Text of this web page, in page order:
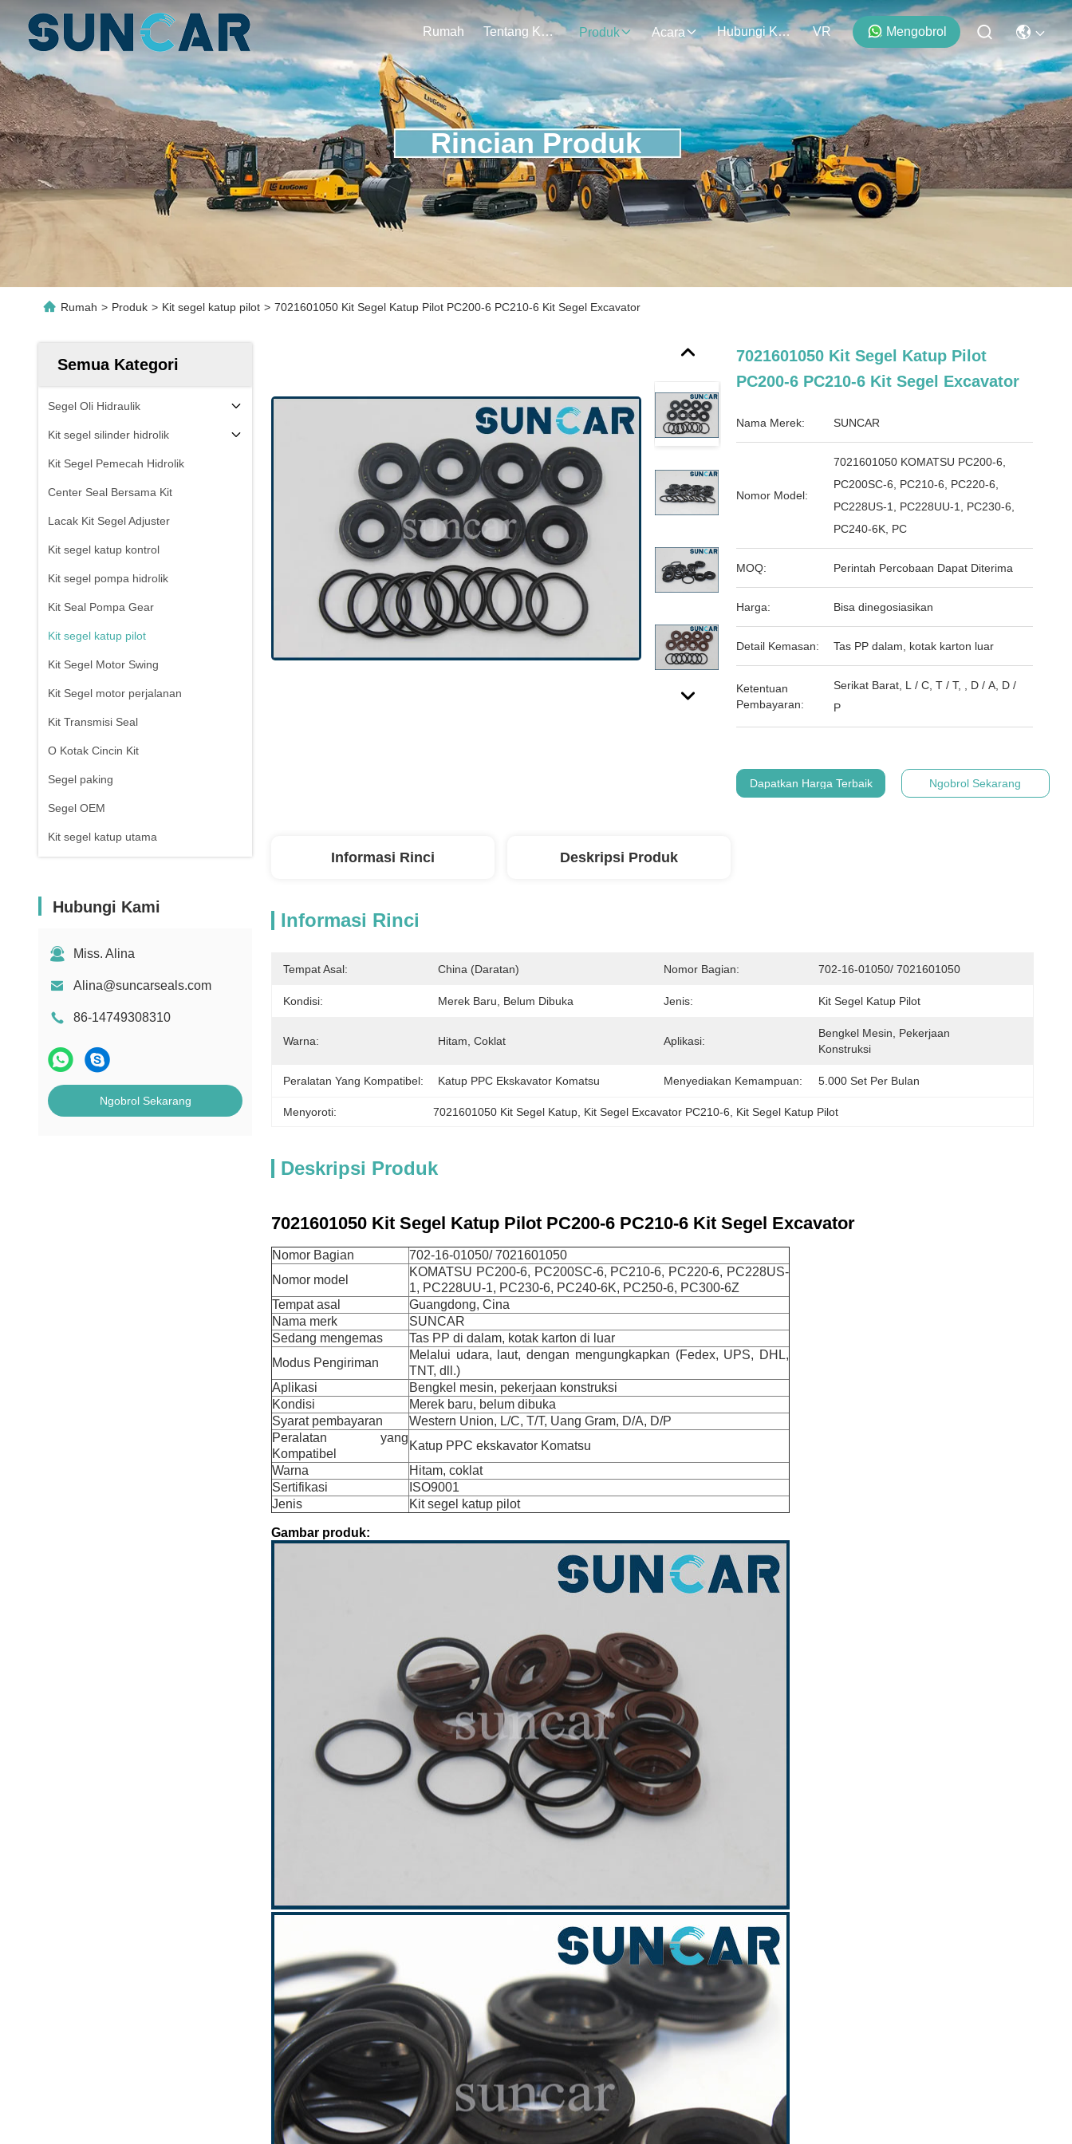
Rumah Tentang Kami Produk Acara Hubungi Kami VR Mengobrol
Rincian Produk
Rumah > Produk > Kit segel katup pilot > 7021601050 Kit Segel Katup Pilot PC200-6 PC210-6 Kit Segel Excavator
Semua Kategori
Segel Oli Hidraulik
Kit segel silinder hidrolik
Kit Segel Pemecah Hidrolik
Center Seal Bersama Kit
Lacak Kit Segel Adjuster
Kit segel katup kontrol
Kit segel pompa hidrolik
Kit Seal Pompa Gear
Kit segel katup pilot
Kit Segel Motor Swing
Kit Segel motor perjalanan
Kit Transmisi Seal
O Kotak Cincin Kit
Segel paking
Segel OEM
Kit segel katup utama
Hubungi Kami
Miss. Alina
Alina@suncarseals.com
86-14749308310
Ngobrol Sekarang
7021601050 Kit Segel Katup Pilot
PC200-6 PC210-6 Kit Segel Excavator
Nama Merek: SUNCAR
Nomor Model:
7021601050 KOMATSU PC200-6,
PC200SC-6, PC210-6, PC220-6,
PC228US-1, PC228UU-1, PC230-6,
PC240-6K, PC
MOQ: Perintah Percobaan Dapat Diterima
Harga: Bisa dinegosiasikan
Detail Kemasan: Tas PP dalam, kotak karton luar
Ketentuan
Pembayaran:
Serikat Barat, L / C, T / T, , D / A, D /
P
Dapatkan Harga Terbaik Ngobrol Sekarang
Informasi Rinci Deskripsi Produk
Informasi Rinci
Tempat Asal: China (Daratan) Nomor Bagian: 702-16-01050/ 7021601050
Kondisi: Merek Baru, Belum Dibuka Jenis: Kit Segel Katup Pilot
Warna: Hitam, Coklat Aplikasi:
Bengkel Mesin, Pekerjaan
Konstruksi
Peralatan Yang Kompatibel: Katup PPC Ekskavator Komatsu Menyediakan Kemampuan: 5.000 Set Per Bulan
Menyoroti: 7021601050 Kit Segel Katup Kit Segel Excavator PC210-6 Kit Segel Katup Pilot
Deskripsi Produk
7021601050 Kit Segel Katup Pilot PC200-6 PC210-6 Kit Segel Excavator
Nomor Bagian
702-16-01050/ 7021601050
Nomor model
KOMATSU PC200-6, PC200SC-6, PC210-6, PC220-6, PC228US-
1, PC228UU-1, PC230-6, PC240-6K, PC250-6, PC300-6Z
Tempat asal
Guangdong, Cina
Nama merk
SUNCAR
Sedang mengemas
Tas PP di dalam, kotak karton di luar
Modus Pengiriman
Melalui udara, laut, dengan mengungkapkan (Fedex, UPS, DHL,
TNT, dll.)
Aplikasi
Bengkel mesin, pekerjaan konstruksi
Kondisi
Merek baru, belum dibuka
Syarat pembayaran
Western Union, L/C, T/T, Uang Gram, D/A, D/P
Peralatan yang
Kompatibel
Katup PPC ekskavator Komatsu
Warna
Hitam, coklat
Sertifikasi
ISO9001
Jenis
Kit segel katup pilot
Gambar produk: